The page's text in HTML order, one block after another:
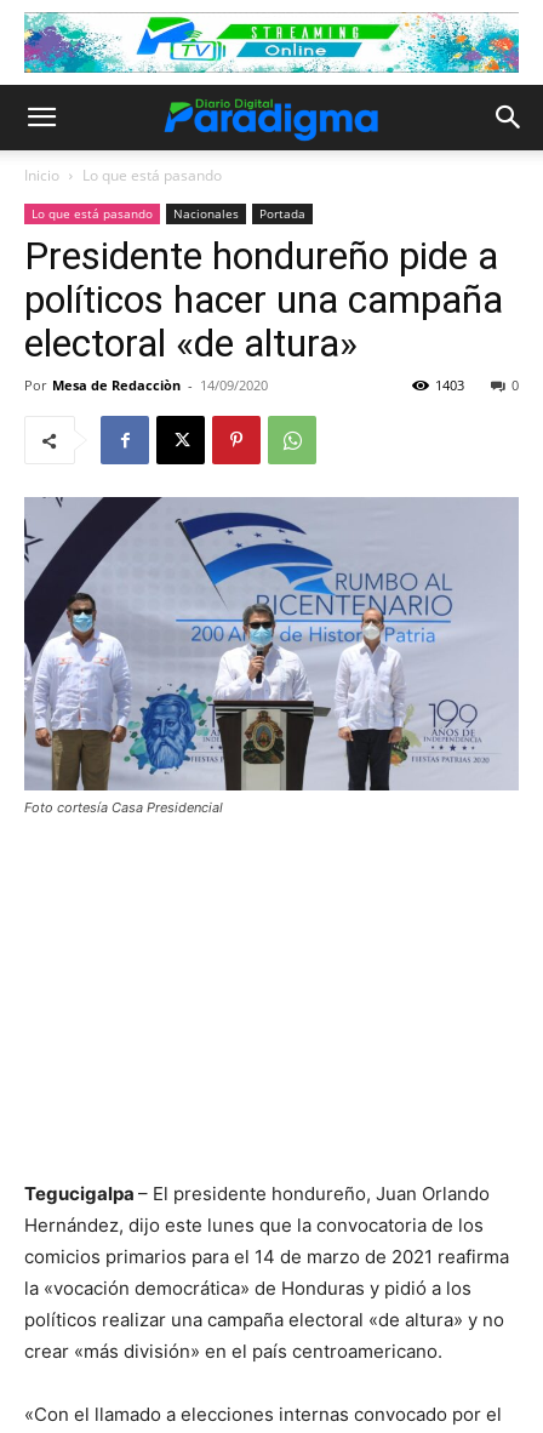
Inicio Lo que está pasando
Lo que está pasando Nacionales Portada
Presidente hondureño pide a
políticos hacer una campaña
electoral «de altura»
Por Mesa de Redacciòn - 14/09/2020 0
1403
Foto cortesía Casa Presidencial
Tegucigalpa – El presidente hondureño, Juan Orlando
Hernández, dijo este lunes que la convocatoria de los
comicios primarios para el 14 de marzo de 2021 reafirma
la «vocación democrática» de Honduras y pidió a los
políticos realizar una campaña electoral «de altura» y no
crear «más división» en el país centroamericano.
«Con el llamado a elecciones internas convocado por el